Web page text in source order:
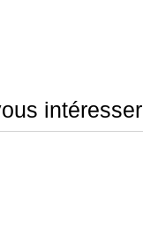
intéresser